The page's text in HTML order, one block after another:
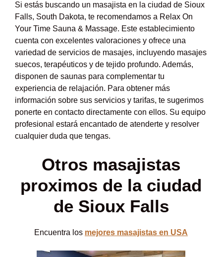
Si estás buscando un masajista en la ciudad de Sioux
Falls, South Dakota, te recomendamos a Relax On
Your Time Sauna & Massage. Este establecimiento
cuenta con excelentes valoraciones y ofrece una
variedad de servicios de masajes, incluyendo masajes
suecos, terapéuticos y de tejido profundo. Además,
disponen de saunas para complementar tu
experiencia de relajación. Para obtener más
información sobre sus servicios y tarifas, te sugerimos
ponerte en contacto directamente con ellos. Su equipo
profesional estará encantado de atenderte y resolver
cualquier duda que tengas.
Otros masajistas
proximos de la ciudad
de Sioux Falls
Encuentra los mejores masajistas en USA